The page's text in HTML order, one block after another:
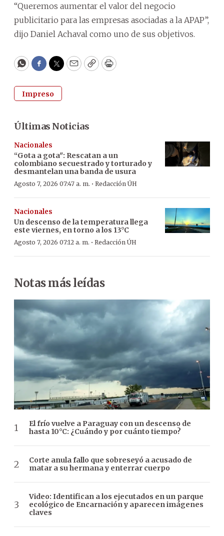
“Queremos aumentar el valor del negocio
publicitario para las empresas asociadas a la APAP”,
dijo Daniel Achaval como uno de sus objetivos.
WhatsApp
Facebook
Twitter
EmailCopyPrint
Impreso
Últimas Noticias
Nacionales
“Gota a gota": Rescatan a un
colombiano secuestrado y torturado y
desmantelan una banda de usura
Agosto 7, 2026 07:47 a. m. · Redacción ÚH
Nacionales
Un descenso de la temperatura llega
este viernes, en torno a los 13°C
Agosto 7, 2026 07:12 a. m. · Redacción ÚH
Notas más leídas
El frío vuelve a Paraguay con un descenso de
hasta 10°C: ¿Cuándo y por cuánto tiempo?
Corte anula fallo que sobreseyó a acusado de
matar a su hermana y enterrar cuerpo
Video: Identifican a los ejecutados en un parque
ecológico de Encarnación y aparecen imágenes
claves